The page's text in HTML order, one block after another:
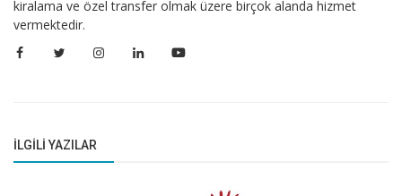
kiralama ve özel transfer olmak üzere birçok alanda hizmet
vermektedir.
İLGILI YAZILAR